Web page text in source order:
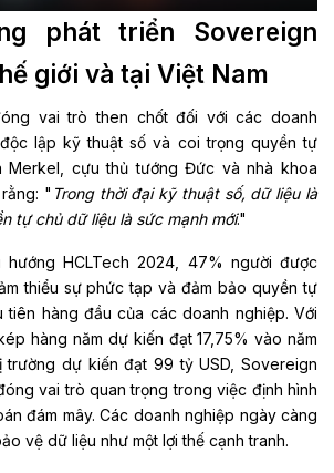
phát triển Sovereign
giới và tại Việt Nam
vai trò then chốt đối với các doanh
lập kỹ thuật số và coi trọng quyền tự
Merkel, cựu thủ tướng Đức và nhà khoa
" Trong thời đại kỹ thuật số, dữ liệu là
tự chủ dữ liệu là sức mạnh mới."
HCLTech 2024, 47% người được
thiểu sự phức tạp và đảm bảo quyền tự
tiên hàng đầu của các doanh nghiệp. Với
hàng năm dự kiến đạt 17,75% vào năm
dự kiến đạt 99 tỷ USD, Sovereign
vai trò quan trọng trong việc định hình
đám mây. Các doanh nghiệp ngày càng
vệ dữ liệu như một lợi thế cạnh tranh.